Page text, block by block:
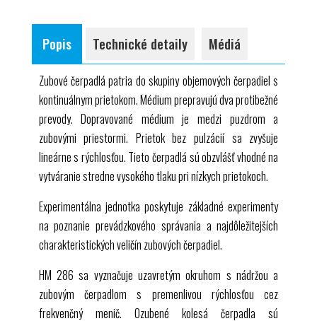
1 sada inštruktážneho materiálu
Popis Technické detaily Médiá
Zubové čerpadlá patria do skupiny objemových čerpadiel s
kontinuálnym prietokom. Médium prepravujú dva protibežné
prevody. Dopravované médium je medzi puzdrom a
zubovými priestormi. Prietok bez pulzácií sa zvyšuje
lineárne s rýchlosťou. Tieto čerpadlá sú obzvlášť vhodné na
vytváranie stredne vysokého tlaku pri nízkych prietokoch.
Experimentálna jednotka poskytuje základné experimenty
na poznanie prevádzkového správania a najdôležitejších
charakteristických veličín zubových čerpadiel.
HM 286 sa vyznačuje uzavretým okruhom s nádržou a
zubovým čerpadlom s premenlivou rýchlosťou cez
frekvenčný menič. Ozubené kolesá čerpadla sú